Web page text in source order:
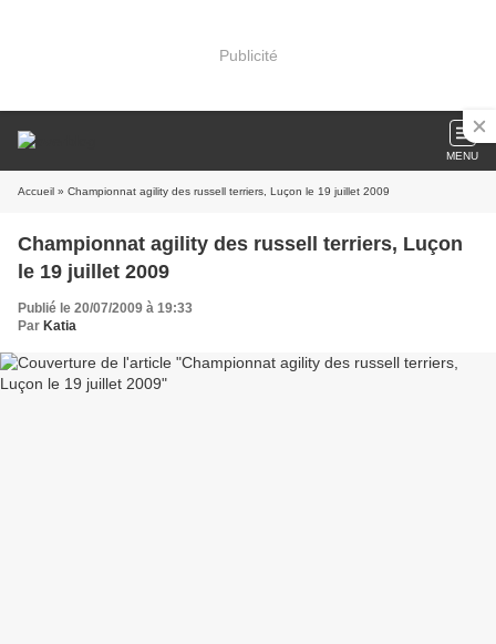
Publicité
MENU
Accueil » Championnat agility des russell terriers, Luçon le 19 juillet 2009
Championnat agility des russell terriers, Luçon
le 19 juillet 2009
Publié le 20/07/2009 à 19:33
Par Katia